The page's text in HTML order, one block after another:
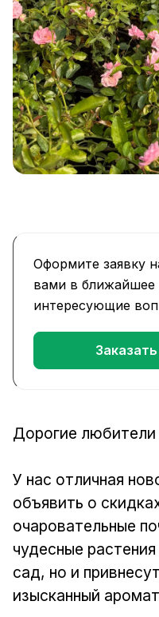
Оформите заявку
вами в ближайшее
интересующие
Дорогие любители
У нас отличная
объявить о
очаровательные
чудесные
сад, но и
изысканный